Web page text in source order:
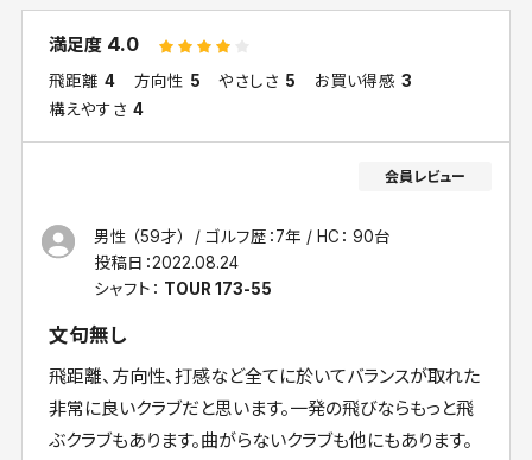
満足度 4.0
飛距離 4 方向性 5 やさしさ 5 お買い得感 3
構えやすさ 4
男性 （59才） ゴルフ歴：7年
HC： 90台
投稿日：2022.08.24
シャフト： TOUR 173-55
文句無し
飛距離、方向性、打感など全てに於いてバランスが取れた
非常に良いクラブだと思います。一発の飛びならもっと飛
ぶクラブもあります。曲がらないクラブも他にもあります。